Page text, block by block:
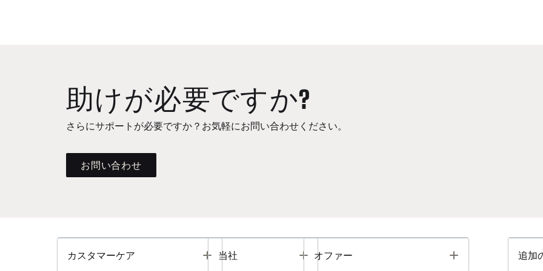
助けが必要ですか?
さらにサポートが必要ですか？お気軽にお問い合わせください。
お問い合わせ
カスタマーケア Toggle
当社 Toggle
オファー Toggle 追加